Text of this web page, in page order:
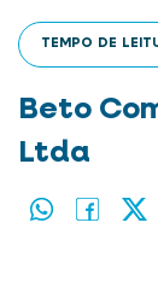
TEMPO DE
Beto
Ltda